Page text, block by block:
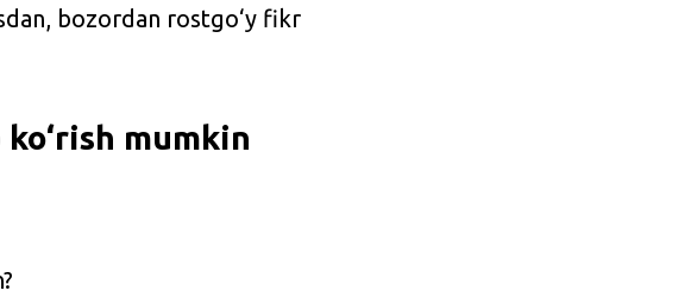
bozordan rostgo‘y fikr
ko‘rish mumkin